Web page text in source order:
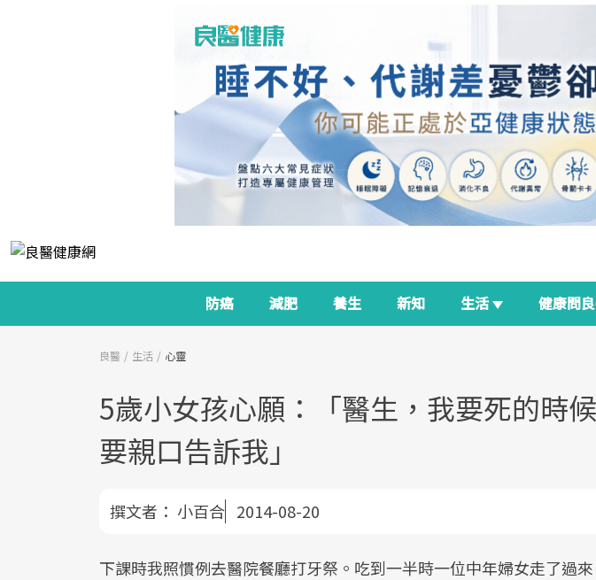
防癌 減肥 養生 新知 生活 健康問
良醫 生活 心靈
5歲小女孩心願：「醫生，我要死的時
要親口告訴我」
撰文者： 小百合 2014-08-20
下課時我照慣例去醫院餐廳打牙祭。吃到一半時一位中年婦女走了過來
面對超高齡社
2025年，就到
良醫健康網從